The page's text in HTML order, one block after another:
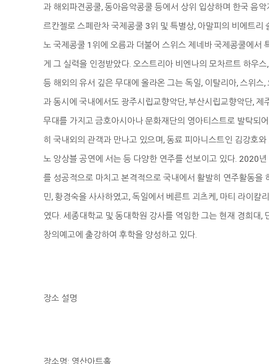
과 해외파견콩쿨, 동아음악콩쿨 등에서 상위 입상하며 한국 음
르칸젤로 스페란차 국제콩쿨 3위 및 특별상, 아말피의 비에트리
노 국제콩쿨 1위에 오름과 더불어 스위스 제네바 국제콩쿨에서
게 그 실력을 인정받았다. 오스트리아 비엔나의 모차르트 하우
등 해외의 유서 깊은 무대에 올라온 그는 독일, 이탈리아, 스위
과 동시에 국내에서도 광주시립교향악단, 부산시립교향악단,
무대를 가지고 금호아시아나 문화재단의 영아티스트로 발탁되
히 국내외의 관객과 만나고 있으며, 동료 피아니스트인 김강호
노 앙상블 공연에 서는 등 다양한 연주를 선보이고 있다. 2020
를 성공적으로 마치고 본격적으로 국내에서 활발히 연주활동을
민, 황경숙을 사사하였고, 독일에서 베른트 괴츠케, 마티 라이칼
였다. 세종대학교 및 동대학원 강사를 역임한 그는 현재 경희대,
창의예고에 출강하여 후학을 양성하고 있다.
장소 설명
장소명: 영산아트홀